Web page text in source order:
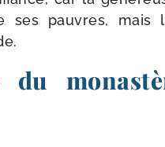
ses pauvres,
du